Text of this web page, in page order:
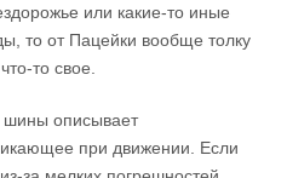
или какие-то иные
то от Пацейки вообще толку
то свое.
описывает
при движении. Если